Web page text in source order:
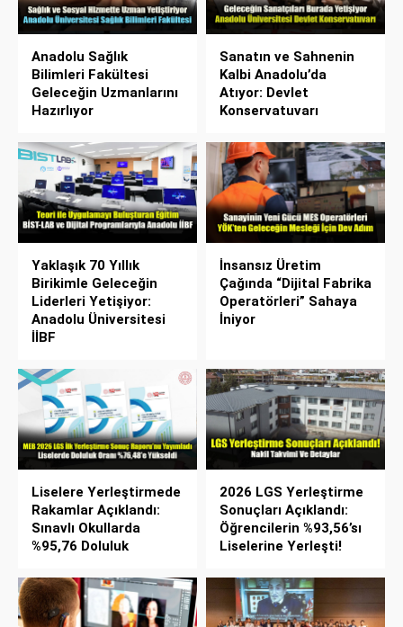
Anadolu Sağlık
Bilimleri Fakültesi
Geleceğin Uzmanlarını
Hazırlıyor
Sanatın ve Sahnenin
Kalbi Anadolu’da
Atıyor: Devlet
Konservatuvarı
Yaklaşık 70 Yıllık
Birikimle Geleceğin
Liderleri Yetişiyor:
Anadolu Üniversitesi
İİBF
İnsansız Üretim
Çağında “Dijital Fabrika
Operatörleri” Sahaya
İniyor
Liselere Yerleştirmede
Rakamlar Açıklandı:
Sınavlı Okullarda
%95,76 Doluluk
2026 LGS Yerleştirme
Sonuçları Açıklandı:
Öğrencilerin %93,56’sı
Liselerine Yerleşti!